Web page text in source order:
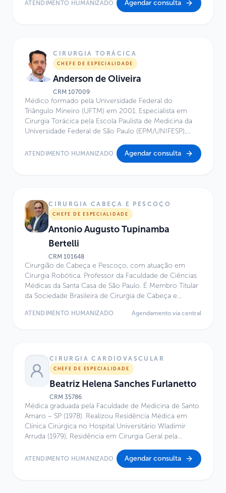
Paulo. É Professor Assistente da Faculdade de Ciências
Clínico do Centro de Excelência do Hospital Infantil
Sabará, com atuação nas áreas de Neurocirurgia
Minimamente Invasiva, Neuroendoscopia, Cirurgia
Endoscópica da Base do Crânio, Tumores de Hipófise,
Aneurismas Cerebrais e Hidrocefalia.
ATENDIMENTO HUMANIZADO Agendar consulta
CIRURGIA TORÁCICA
CHEFE DE ESPECIALIDADE
Anderson de Oliveira
CRM107009
Médico formado pela Universidade Federal do
Triângulo Mineiro (UFTM) em 2001. Especialista em
Cirurgia Torácica pela Escola Paulista de Medicina da
Universidade Federal de São Paulo (EPM/UNIFESP),
Torácico no serviço de Cirurgia Torácica do GRAACC-
EPM desde dezembro de 2007. É Coordenador e
EPM/UNIFESP como Cirurgião Torácico.
ATENDIMENTO HUMANIZADO Agendar consulta
CIRURGIA CABEÇA E PESCOÇO
CHEFE DE ESPECIALIDADE
Antonio Augusto Tupinamba
Bertelli
CRM101648
Cirurgião de Cabeça e Pescoço, com atuação em
Cirurgia Robótica. Professor da Faculdade de Ciências
Médicas da Santa Casa de São Paulo. É Membro Titular
da Sociedade Brasileira de Cirurgia de Cabeça e
ATENDIMENTO HUMANIZADO Agendamento via central
CIRURGIA CARDIOVASCULAR
CHEFE DE ESPECIALIDADE
Beatriz Helena Sanches Furlanetto
CRM 35786
Médica graduada pela Faculdade de Medicina de Santo
Amaro – SP (1978). Realizou Residência Médica em
Clínica Cirúrgica no Hospital Universitário Wladimir
Arruda (1979), Residência em Cirurgia Geral pela
FMUSP (1981) e Residência em Cirurgia Cardíaca no
Instituto do Coração do Hospital das Clínicas –
ATENDIMENTO HUMANIZADO Agendar consulta